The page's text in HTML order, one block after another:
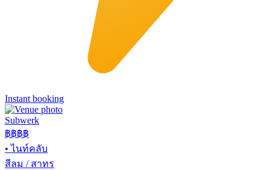
Instant booking
Subwerk
฿฿฿฿
•ไนท์คลับ
สีลม / สาทร